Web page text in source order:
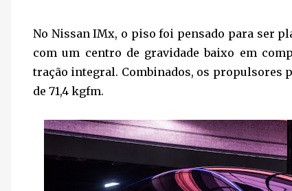
No Nissan IMx, o piso foi pensado para ser
com um centro de gravidade baixo em
tração integral. Combinados, os propulsores
de 71,4 kgfm.